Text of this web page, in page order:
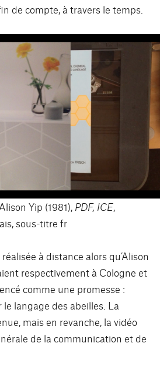
de compte, à travers le temps.
Yip (1981), PDF, ICE,
sous-titre fr
à distance alors qu’Alison
respectivement à Cologne et
comme une promesse :
langage des abeilles. La
mais en revanche, la vidéo
de la communication et de